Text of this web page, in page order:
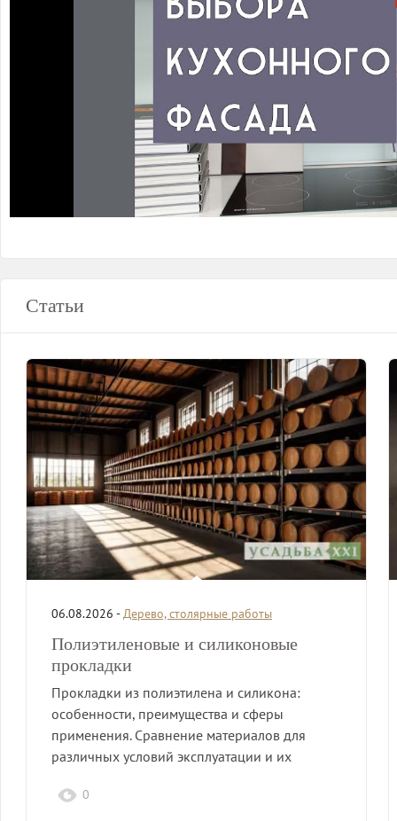
Статьи
06.08.2026 - Дерево, столярные работы
Полиэтиленовые и силиконовые
прокладки
Прокладки из полиэтилена и силикона:
особенности, преимущества и сферы
применения. Сравнение материалов для
различных условий эксплуатации и их
0